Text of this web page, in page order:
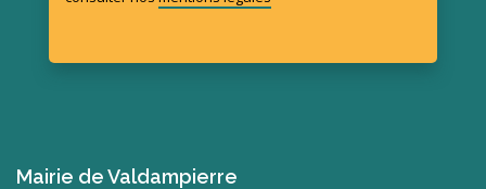
Mairie de Valdampierre